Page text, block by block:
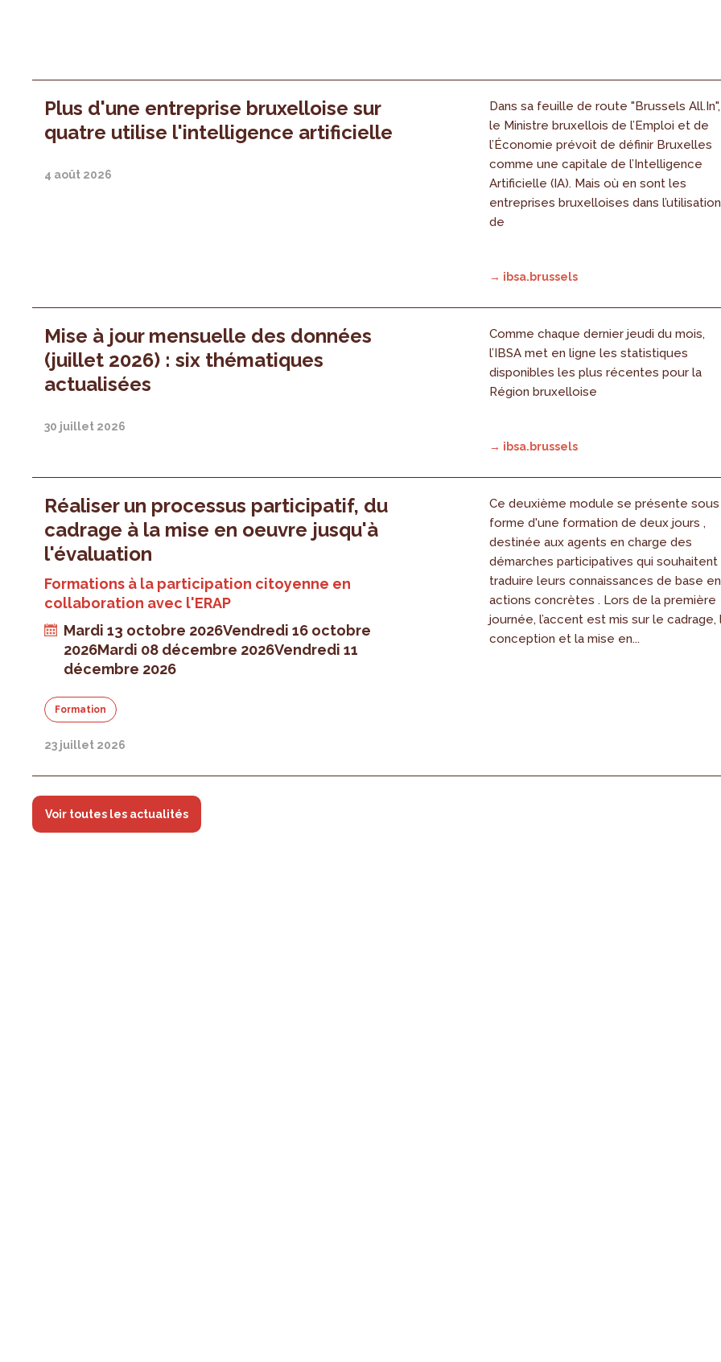
Plus d'une entreprise bruxelloise sur
quatre utilise l'intelligence artificielle
4 août 2026
Dans sa feuille de route "Brussels All.In",
le Ministre bruxellois de l’Emploi et de
l’Économie prévoit de définir Bruxelles
comme une capitale de l’Intelligence
Artificielle (IA). Mais où en sont les
entreprises bruxelloises dans l’utilisation
de
→ ibsa.brussels
Mise à jour mensuelle des données
(juillet 2026) : six thématiques
actualisées
30 juillet 2026
Comme chaque dernier jeudi du mois,
l’IBSA met en ligne les statistiques
disponibles les plus récentes pour la
Région bruxelloise
→ ibsa.brussels
Réaliser un processus participatif, du
cadrage à la mise en oeuvre jusqu'à
l'évaluation
Formations à la participation citoyenne en
collaboration avec l'ERAP
Mardi 13 octobre 2026Vendredi 16 octobre
2026Mardi 08 décembre 2026Vendredi 11
décembre 2026
Formation
23 juillet 2026
Ce deuxième module se présente sous
forme d'une formation de deux jours ,
destinée aux agents en charge des
démarches participatives qui souhaitent
traduire leurs connaissances de base en
actions concrètes . Lors de la première
journée, l’accent est mis sur le cadrage,
conception et la mise en...
Voir toutes les actualités